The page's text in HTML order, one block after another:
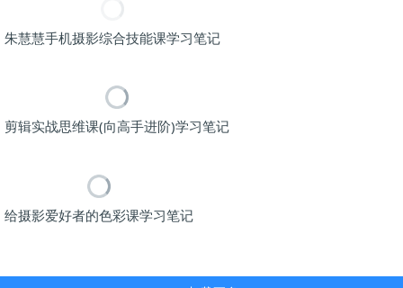
朱慧慧手机摄影综合技能课学习笔记
剪辑实战思维课(向高手进阶)学习笔记
给摄影爱好者的色彩课学习笔记